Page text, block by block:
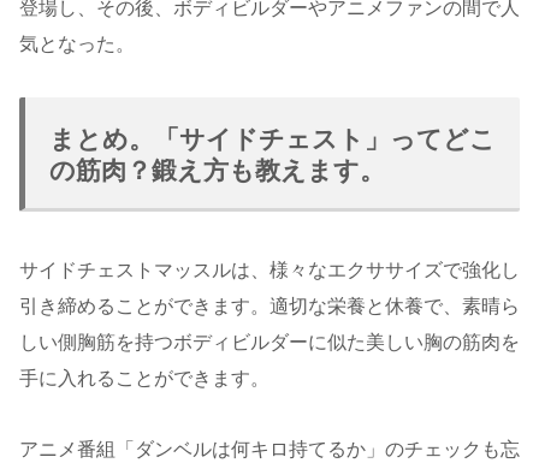
登場し、その後、ボディビルダーやアニメファンの間で人
気となった。
まとめ。「サイドチェスト」ってどこ
の筋肉？鍛え方も教えます。
サイドチェストマッスルは、様々なエクササイズで強化し
引き締めることができます。適切な栄養と休養で、素晴ら
しい側胸筋を持つボディビルダーに似た美しい胸の筋肉を
手に入れることができます。
アニメ番組「ダンベルは何キロ持てるか」のチェックも忘